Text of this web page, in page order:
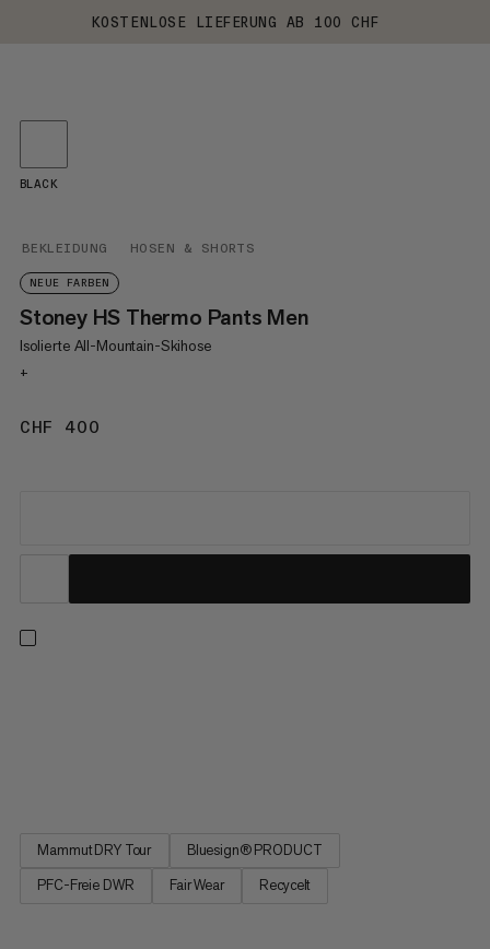
KOSTENLOSE LIEFERUNG AB 100 CHF
BEKLEIDUNG HOSEN & SHORTS
NEUE FARBEN
Stoney HS Thermo Pants Men
Isolierte All-Mountain-Skihose
+
CHF 400
BLACK
Mammut DRY Tour
Bluesign® PRODUCT
PFC-Freie DWR
Fair Wear Recycelt